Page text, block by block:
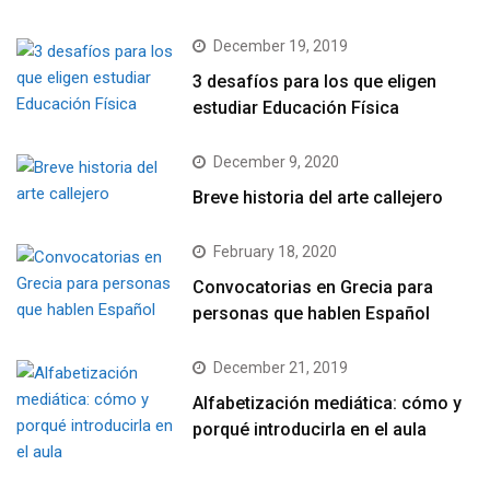
December 19, 2019
3 desafíos para los que eligen
estudiar Educación Física
December 9, 2020
Breve historia del arte callejero
February 18, 2020
Convocatorias en Grecia para
personas que hablen Español
December 21, 2019
Alfabetización mediática: cómo y
porqué introducirla en el aula